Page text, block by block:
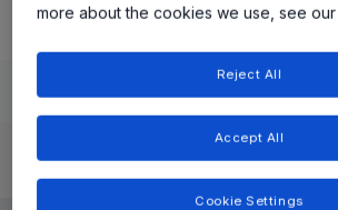
LearnEvaluate and Design
Product Details
more about the cookies we use, see
Reject All
Accept All
Cookie Settings